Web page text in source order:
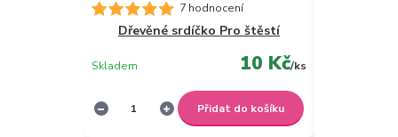
7 hodnocení
Dřevěné srdíčko Pro štěstí
10 Kč/ks
Skladem
Přidat do košíku